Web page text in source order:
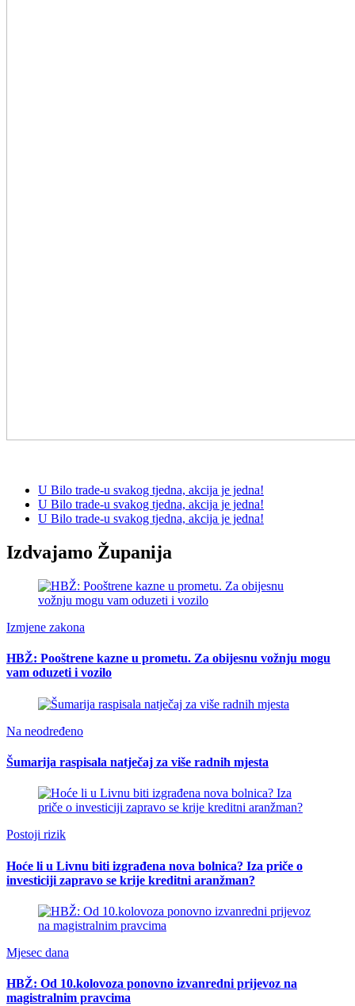
U Bilo trade-u svakog tjedna, akcija je jedna!
U Bilo trade-u svakog tjedna, akcija je jedna!
U Bilo trade-u svakog tjedna, akcija je jedna!
Izdvajamo Županija
Izmjene zakona
HBŽ: Pooštrene kazne u prometu. Za obijesnu vožnju mogu
vam oduzeti i vozilo
Na neodređeno
Šumarija raspisala natječaj za više radnih mjesta
Postoji rizik
Hoće li u Livnu biti izgrađena nova bolnica? Iza priče o
investiciji zapravo se krije kreditni aranžman?
Mjesec dana
HBŽ: Od 10.kolovoza ponovno izvanredni prijevoz na
magistralnim pravcima